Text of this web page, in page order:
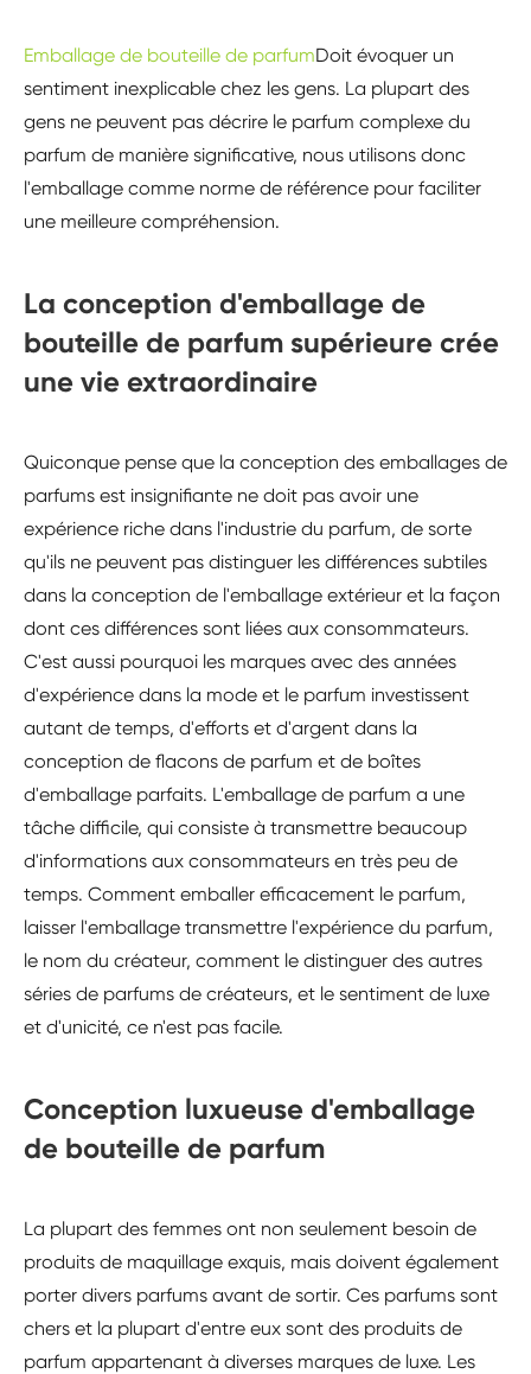
Emballage de bouteille de parfumDoit évoquer un
sentiment inexplicable chez les gens. La plupart des
gens ne peuvent pas décrire le parfum complexe du
parfum de manière significative, nous utilisons donc
l'emballage comme norme de référence pour faciliter
une meilleure compréhension.
La conception d'emballage de
bouteille de parfum supérieure crée
une vie extraordinaire
Quiconque pense que la conception des emballages de
parfums est insignifiante ne doit pas avoir une
expérience riche dans l'industrie du parfum, de sorte
qu'ils ne peuvent pas distinguer les différences subtiles
dans la conception de l'emballage extérieur et la façon
dont ces différences sont liées aux consommateurs.
C'est aussi pourquoi les marques avec des années
d'expérience dans la mode et le parfum investissent
autant de temps, d'efforts et d'argent dans la
conception de flacons de parfum et de boîtes
d'emballage parfaits. L'emballage de parfum a une
tâche difficile, qui consiste à transmettre beaucoup
d'informations aux consommateurs en très peu de
temps. Comment emballer efficacement le parfum,
laisser l'emballage transmettre l'expérience du parfum,
le nom du créateur, comment le distinguer des autres
séries de parfums de créateurs, et le sentiment de luxe
et d'unicité, ce n'est pas facile.
Conception luxueuse d'emballage
de bouteille de parfum
La plupart des femmes ont non seulement besoin de
produits de maquillage exquis, mais doivent également
porter divers parfums avant de sortir. Ces parfums sont
chers et la plupart d'entre eux sont des produits de
parfum appartenant à diverses marques de luxe. Les